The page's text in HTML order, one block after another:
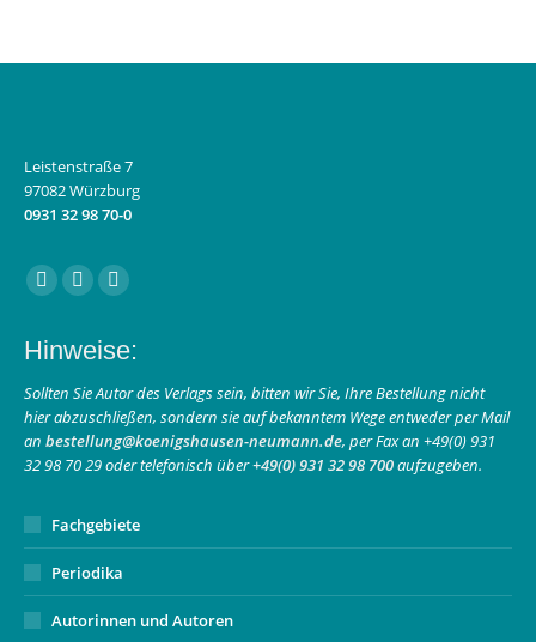
Leistenstraße 7
97082 Würzburg
0931 32 98 70-0
Finden Sie uns auf:
Facebook
opens
in
new
window
Instagram
opens
in
new
window
E-
page
opens
in
new
window
Hinweise:
Sollten Sie Autor des Verlags sein, bitten wir Sie, Ihre Bestellung nicht
hier abzuschließen, sondern sie auf bekanntem Wege entweder per Mail
an bestellung@koenigshausen-neumann.de, per Fax an +49(0) 931
32 98 70 29 oder telefonisch über+49(0) 931 32 98 700aufzugeben.
Fachgebiete
Periodika
Autorinnen und Autoren